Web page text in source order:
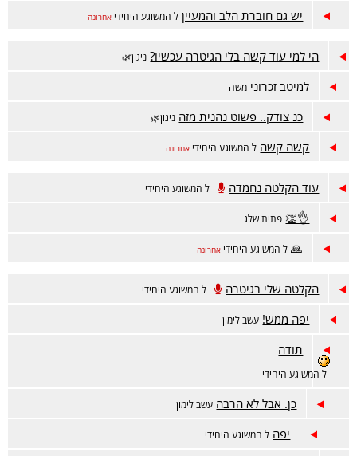
יש גם חוברת הלב והמעיין ל המשוגע היחידי אחרונה
הי למי עוד קשה בלי הגיטרה עכשיו? ניגון🌿
למיטב זכרוני משה
כנ צודק.. פשוט נהנית מזה ניגון🌿
קשה קשה ל המשוגע היחידי אחרונה
עוד הקלטה נחמדה ל המשוגע היחידי
👌👏 פתית שלג
🙏 ל המשוגע היחידי אחרונה
הקלטה שלי בגיטרה ל המשוגע היחידי
יפה ממש! עשב לימון
תודה
ל המשוגע היחידי
כן. אבל לא הרבה עשב לימון
יפה ל המשוגע היחידי